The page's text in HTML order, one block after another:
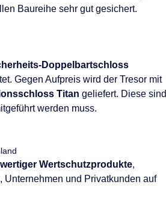
Baureihe sehr gut gesichert.
Doppelbartschloss
Gegen Aufpreis wird der Tresor mit
Titan geliefert. Diese sind
werden muss.
Wertschutzprodukte,
Unternehmen und Privatkunden auf